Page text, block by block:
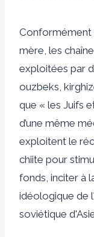
Conformément
mère, les
exploitées par
ouzbeks,
que « les Juifs
d’une même
exploitent le
chiite pour
fonds, inciter à
idéologique de
soviétique